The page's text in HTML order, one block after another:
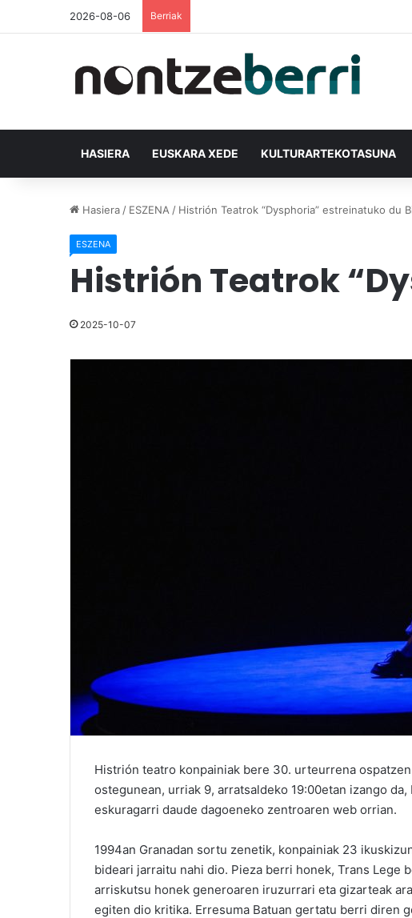
2026-08-06 Berriak
HASIERA EUSKARA XEDE KULTURARTEKOTASUNA
Hasiera / ESZENA / Histrión Teatrok “Dysphoria” estreinatuko du
ESZENA
Histrión Teatrok
2025-10-07
Histrión teatro konpainiak bere 30. urteurrena
ostegunean, urriak 9, arratsaldeko 19:00etan izango
eskuragarri daude dagoeneko zentroaren web orrian.
1994an Granadan sortu zenetik, konpainiak 23
bideari jarraitu nahi dio. Pieza berri honek, Trans Lege
arriskutsu honek generoaren iruzurrari eta gizarteak
egiten dio kritika. Erresuma Batuan gertatu berri diren